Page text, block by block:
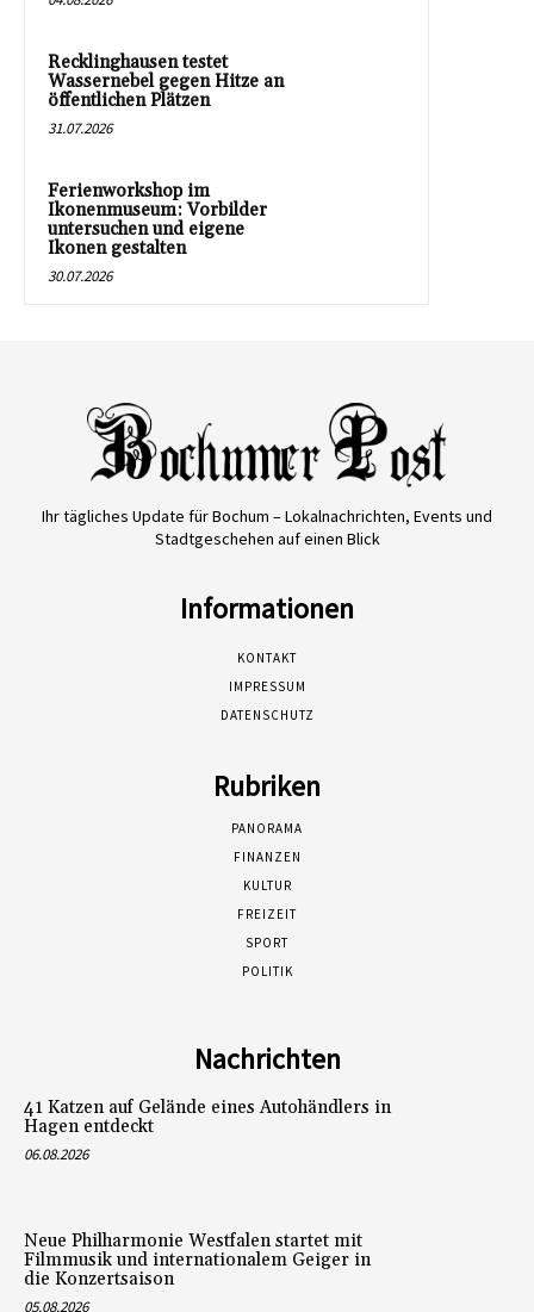
Recklinghausen testet
Wassernebel gegen Hitze an
öffentlichen Plätzen
31.07.2026
Ferienworkshop im
Ikonenmuseum: Vorbilder
untersuchen und eigene
Ikonen gestalten
30.07.2026
Ihr tägliches Update für Bochum – Lokalnachrichten, Events und
Stadtgeschehen auf einen Blick
Informationen
KONTAKT
IMPRESSUM
DATENSCHUTZ
Rubriken
PANORAMA
FINANZEN
KULTUR
FREIZEIT
SPORT
POLITIK
Nachrichten
41 Katzen auf Gelände eines Autohändlers in
Hagen entdeckt
06.08.2026
Neue Philharmonie Westfalen startet mit
Filmmusik und internationalem Geiger in
die Konzertsaison
05.08.2026